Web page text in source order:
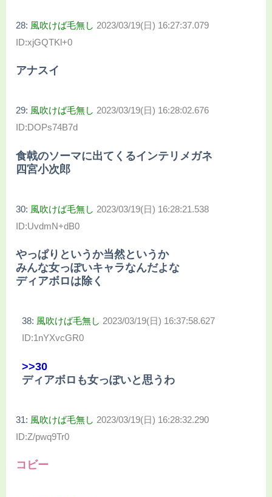
28: 風吹けば毛無し 2023/03/19(日) 16:27:37.079
ID:xjGQTKl+0
アナスイ
29: 風吹けば毛無し 2023/03/19(日) 16:28:02.676
ID:DOPs74B7d
食戟のソーマに出てくるインテリメガネ
四宮小次郎
30: 風吹けば毛無し 2023/03/19(日) 16:28:21.538
ID:UvdmN+dB0
やっぱりというか当然というか
みんな女っぽいキャラなんだよな
ディアボロは除く
38: 風吹けば毛無し 2023/03/19(日) 16:37:58.627
ID:1nYXvcGR0
>>30
ディアボロも女っぽいと思うわ
31: 風吹けば毛無し 2023/03/19(日) 16:28:32.290
ID:Z/pwq9Tr0
コビー